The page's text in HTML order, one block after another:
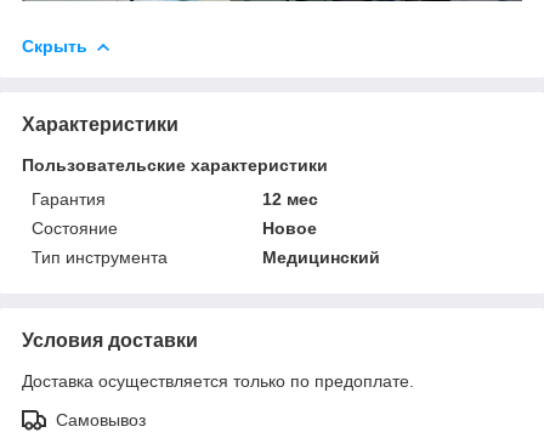
Скрыть
Характеристики
Пользовательские характеристики
Гарантия
12 мес
Состояние
Новое
Тип инструмента
Медицинский
Условия доставки
Доставка осуществляется только по предоплате.
Самовывоз